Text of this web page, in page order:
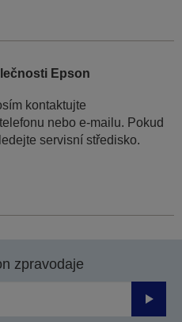
Epson
kontaktujte
nebo e-mailu. Pokud
servisní středisko.
zpravodaje